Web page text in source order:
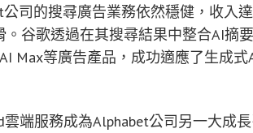
司的搜尋廣告業務依然穩健，收入
谷歌透過在其搜尋結果中整合AI摘
Max等廣告產品，成功適應了生成
雲端服務成為Alphabet公司另一大成